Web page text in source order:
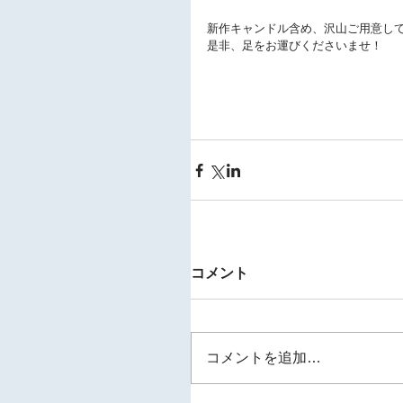
新作キャンドル含め、沢山ご用意し
是非、足をお運びくださいませ！
コメント
コメントを追加…